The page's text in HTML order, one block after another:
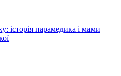
історія парамедика і мами